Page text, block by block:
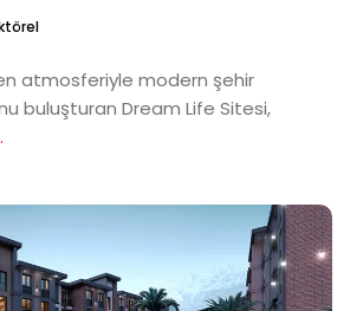
atmosferiyle modern şehir
buluşturan Dream Life Sitesi,